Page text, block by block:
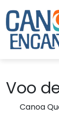
Voo
Canoa